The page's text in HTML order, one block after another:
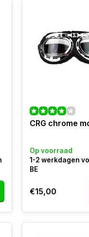
CRG chrome
Op voorraad
1-2 werkdagen
BE
€15,00